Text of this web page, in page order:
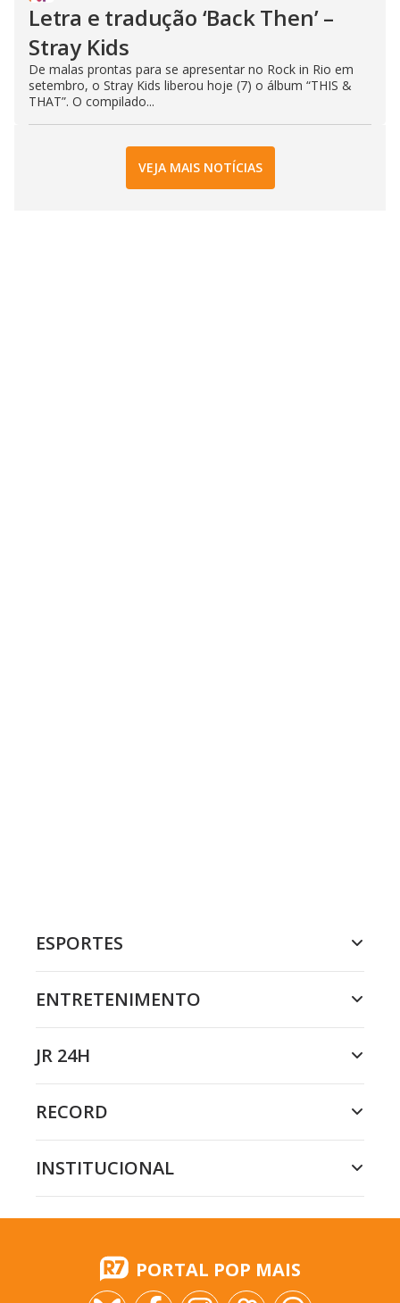
Letra e tradução ‘Back Then’ –
Stray Kids
De malas prontas para se apresentar no Rock in Rio em
setembro, o Stray Kids liberou hoje (7) o álbum “THIS &
THAT”. O compilado...
VEJA MAIS NOTÍCIAS
ESPORTES
ENTRETENIMENTO
JR 24H
RECORD
INSTITUCIONAL
PORTAL POP MAIS